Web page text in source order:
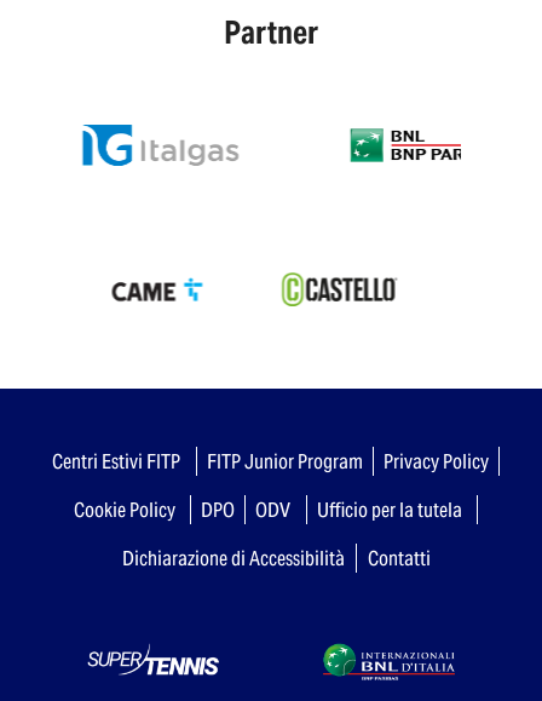
Partner
Centri Estivi FITP FITP Junior Program
Privacy Policy
Cookie Policy
DPO ODV
Ufficio per la tutela
Dichiarazione di Accessibilità
Contatti